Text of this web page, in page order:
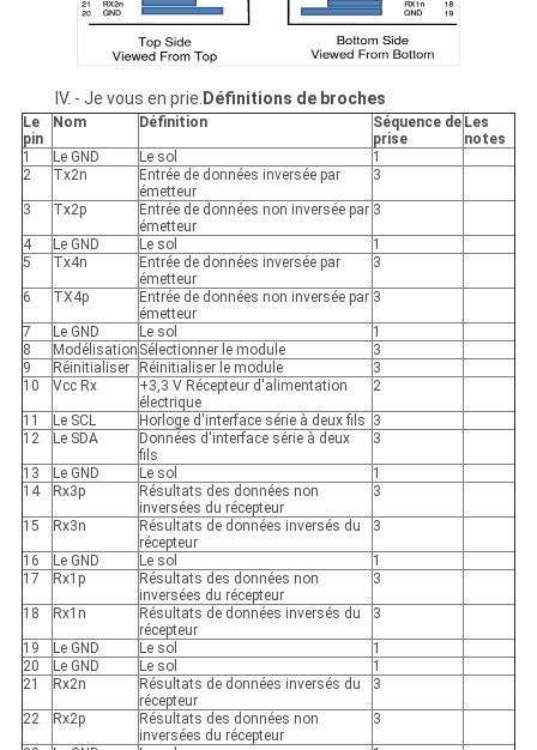
IV. - Je vous en prie. Définitions de broches
Le
pin
Nom Définition
Séquence de
prise
Les
notes
1
Le GND Le sol
1
2
Tx2n
Entrée de données inversée par
émetteur
3
3 Tx2p
Entrée de données non inversée par
émetteur
3
4 Le GND Le sol
1
5
Tx4n
Entrée de données inversée par
émetteur
3
6 TX4p
Entrée de données non inversée par
émetteur
3
7 Le GND Le sol
1
8
Modélisation Sélectionner le module
3
9
Réinitialiser Réinitialiser le module
3
10
Vcc Rx
+3,3 V Récepteur d'alimentation
électrique
2
11 Le SCL Horloge d'interface série à deux fils 3
12
Le SDA
Données d'interface série à deux
fils
3
13 Le GND Le sol
1
14
Rx3p
Résultats des données non
inversées du récepteur
3
15 Rx3n
Résultats de données inversés du
récepteur
3
16 Le GND Le sol
1
17
Rx1p
Résultats des données non
inversées du récepteur
3
18 Rx1n
Résultats de données inversés du
récepteur
3
19 Le GND Le sol
1
20
Le GND Le sol
1
21
Rx2n
Résultats de données inversés du
récepteur
3
22 Rx2p
Résultats des données non
inversées du récepteur
3